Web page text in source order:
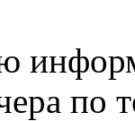
по